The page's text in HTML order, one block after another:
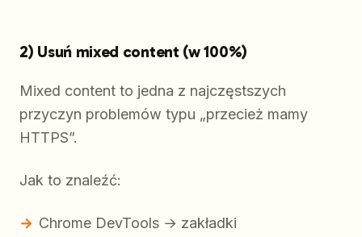
2) Usuń mixed content (w 100%)
Mixed content to jedna z najczęstszych
przyczyn problemów typu „przecież mamy
HTTPS”.
Jak to znaleźć:
Chrome DevTools → zakładki